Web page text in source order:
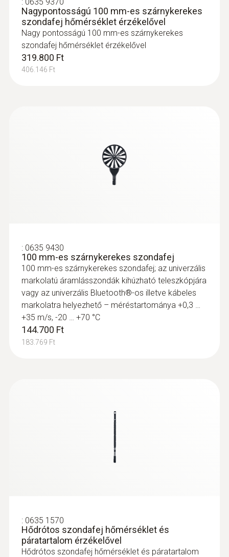
Nagypontosságú 100 mm-es szárnykerekes
szondafej hőmérséklet érzékelővel
Nagy pontosságú 100 mm-es szárnykerekes
szondafej hőmérséklet érzékelővel
319.800 Ft
406.146 Ft
: 0635 9430
100 mm-es szárnykerekes szondafej
100 mm-es szárnykerekes szondafej; az univerzális
markolatú áramlásszondák kihúzható teleszkópjára
vagy az univerzális Bluetooth®-os illetve kábeles
markolatra helyezhető – méréstartománya +0,3 …
+35 m/s, -20 … +70 °C
144.700 Ft
183.769 Ft
: 0635 1570
Hődrótos szondafej hőmérséklet és
páratartalom érzékelővel
Hődrótos szondafej hőmérséklet és páratartalom